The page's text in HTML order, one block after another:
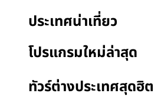
ประเทศน่าเที่ยว
โปรแกรมใหม่ล่าสุด
ทัวร์ต่างประเทศสุดฮิต